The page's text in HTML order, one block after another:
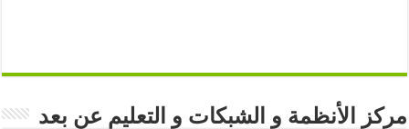
مركز الأنظمة و الشبكات و التعليم عن بعد